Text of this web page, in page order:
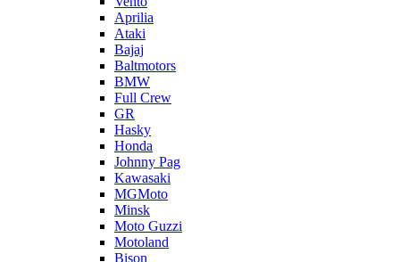
Aprilia
Ataki
Bajaj
Baltmotors
BMW
Full Crew
GR
Hasky
Honda
Johnny Pag
Kawasaki
MGMoto
Minsk
Moto Guzzi
Motoland
Bison